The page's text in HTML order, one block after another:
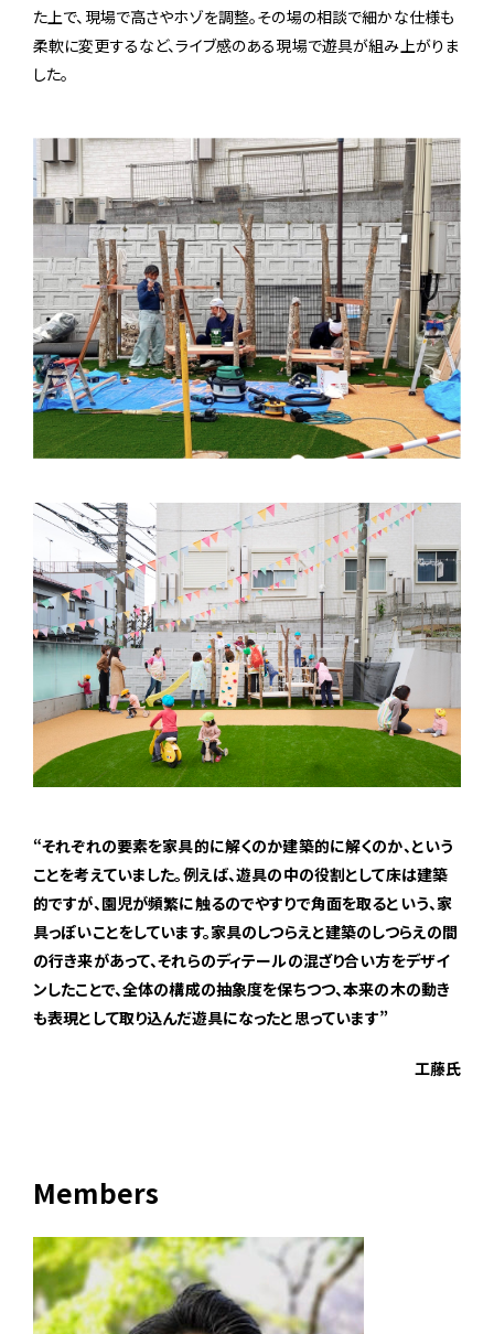
た上で、現場で高さやホゾを調整。その場の相談で細かな仕様も
柔軟に変更するなど、ライブ感のある現場で遊具が組み上がりま
した。
“それぞれの要素を家具的に解くのか建築的に解くのか、という
ことを考えていました。例えば、遊具の中の役割として床は建築
的ですが、園児が頻繁に触るのでやすりで角面を取るという、家
具っぽいことをしています。家具のしつらえと建築のしつらえの間
の行き来があって、それらのディテールの混ざり合い方をデザイ
ンしたことで、全体の構成の抽象度を保ちつつ、本来の木の動き
も表現として取り込んだ遊具になったと思っています”
工藤氏
Members